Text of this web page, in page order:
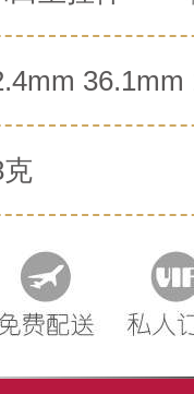
36.1mm